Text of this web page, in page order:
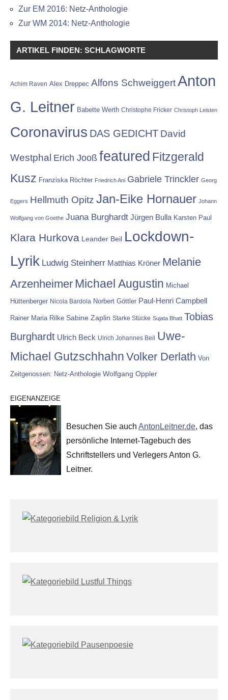
Zur EM 2016: Netz-Anthologie
Zur WM 2014: Netz-Anthologie
ARTIKEL FINDEN: SCHLAGWORTE
Achim Raven Alex Dreppec Alfons SchweiggertAnton
G. Leitner Babette Werth Christophe Fricker Christoph Leisten
Coronavirus DAS GEDICHT David
Westphal Erich Jooß featured Fitzgerald
Kusz Franziska Röchter Friedrich Ani Gabriele Trinckler Georg
Eggers Hellmuth Opitz Jan-Eike Hornauer Johann
Wolfgang von Goethe Juana Burghardt Jürgen Bulla Karsten Paul
Klara Hurkova Leander Beil Lockdown-
Lyrik Ludwig Steinherr Matthias Kröner Melanie
Arzenheimer Michael Augustin Michael
Hüttenberger Nicola Bardola Norbert Göttler Paul-Henri Campbell
Rainer Maria Rilke Sabine Zaplin Starke Stücke Sujata Bhatt Tobias
Burghardt Ulrich Beck Ulrich Johannes Beil
Uwe-
Michael Gutzschhahn Volker Derlath Von
Zeitgenossen: Netz-Anthologie Wolfgang Oppler
EIGENANZEIGE
Besuchen Sie auch AntonLeitner.de, das
persönliche Internet-Tagebuch des
Schriftstellers und Verlegers Anton G.
Leitner.